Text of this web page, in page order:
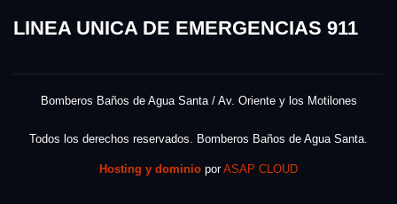
LINEA UNICA DE EMERGENCIAS 911
Bomberos Baños de Agua Santa / Av. Oriente y los Motilones
Todos los derechos reservados. Bomberos Baños de Agua Santa.
Hosting y dominio porASAP CLOUD